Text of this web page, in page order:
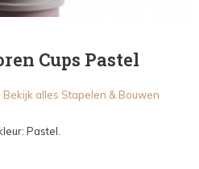
Cups Pastel
Bekijk alles Stapelen & Bouwen
Pastel.